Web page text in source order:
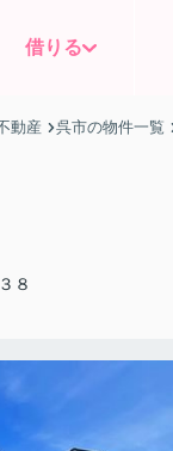
借りる
動産 呉市の物件一覧
８